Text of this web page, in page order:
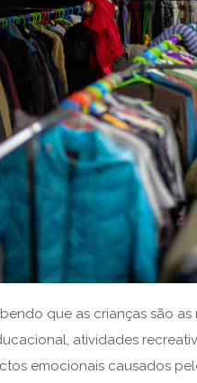
que as crianças são as
atividades
emocionais causados